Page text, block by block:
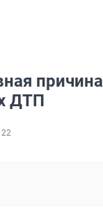
причина
ДТП